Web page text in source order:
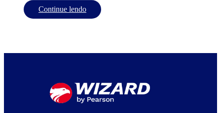
Continue lendo